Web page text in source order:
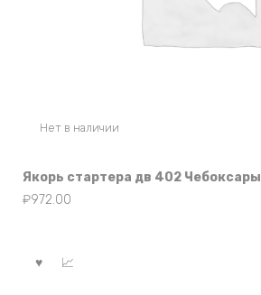
Нет в наличии
Якорь стартера дв 402 Чебоксары
₽972.00